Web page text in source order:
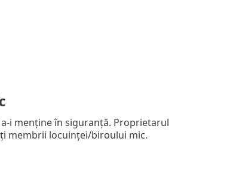
i menține în siguranță. Proprietarul
membrii locuinței/biroului mic.